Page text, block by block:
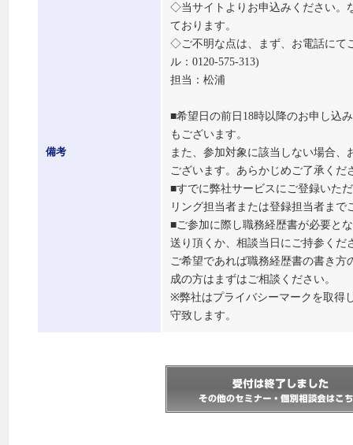
備考
◇当サイトよりお申込みください。
ております。
◇ご不明な点は、まず、お電話にて
ル：0120-575-313)
担当：松浦
■希望日の前日18時以降のお申し込
もございます。
また、参加対象に該当しない場合
ございます。あらかじめご了承くだ
■すでに弊社サービスにご登録いた
リング担当者または登録担当者まで
■ご参加に際し職務経歴書が必要と
送り頂くか、相談当日にご持参くだ
ご希望であれば職務経歴書の書き
成の方はまずはご相談ください。
※弊社はプライバシーマークを取得
守致します。